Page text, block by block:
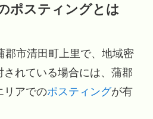
ポスティングとは
郡市清田町上里で、地域密
れている場合には、蒲郡
リアでのポスティングが有